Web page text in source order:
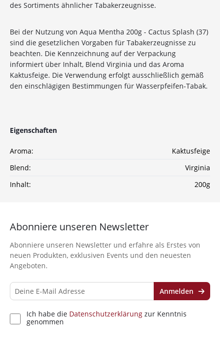
des Sortiments ähnlicher Tabakerzeugnisse.
Bei der Nutzung von Aqua Mentha 200g - Cactus Splash (37)
sind die gesetzlichen Vorgaben für Tabakerzeugnisse zu
beachten. Die Kennzeichnung auf der Verpackung
informiert über Inhalt, Blend Virginia und das Aroma
Kaktusfeige. Die Verwendung erfolgt ausschließlich gemäß
den einschlägigen Bestimmungen für Wasserpfeifen-Tabak.
Eigenschaften
Aroma:
Kaktusfeige
Blend:
Virginia
Inhalt:
200g
10%Newsletter-Rabatt
auf deine Bestellung
Sichere dir jetzt 10% Rabatt* auf deine Bestellung
bei Wolke7ShishaShop.de!
Shisha-Produkten, Tabaksorten und Zubehör – alles,
*Gilt nicht für Tabakwaren, Vapes, Liquid, Kohle und Xkah
Kenntnis genommen
Abonniere unseren Newsletter
Abonniere unseren Newsletter und erfahre als Erstes von
neuen Produkten, exklusiven Events und den neuesten
Angeboten.
Ich habe die Datenschutzerklärung zur Kenntnis
genommen
Anmelden